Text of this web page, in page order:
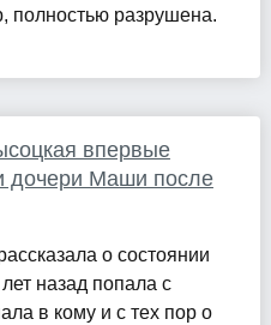
полностью разрушена.
впервые
дочери Маши после
о состоянии
назад попала с
в кому и с тех пор о